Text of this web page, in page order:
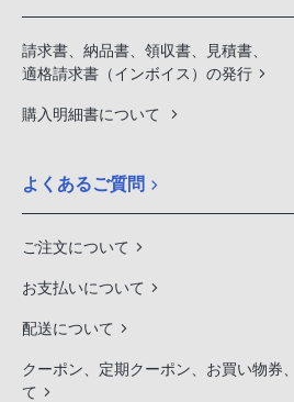
請求書、納品書、領収書、見積書、
適格請求書（インボイス）の発行
購入明細書について
よくあるご質問
ご注文について
お支払いについて
配送について
クーポン、定期クーポン、お買い物券
て